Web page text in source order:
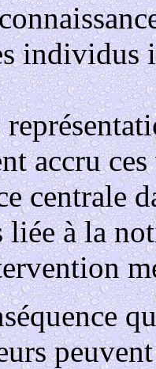
individus
accru
centrale
liée à la